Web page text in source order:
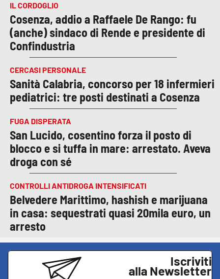
IL CORDOGLIO
Cosenza, addio a Raffaele De Rango: fu
(anche) sindaco di Rende e presidente di
Confindustria
CERCASI PERSONALE
Sanità Calabria, concorso per 18 infermieri
pediatrici: tre posti destinati a Cosenza
FUGA DISPERATA
San Lucido, cosentino forza il posto di
blocco e si tuffa in mare: arrestato. Aveva
droga con sé
CONTROLLI ANTIDROGA INTENSIFICATI
Belvedere Marittimo, hashish e marijuana
in casa: sequestrati quasi 20mila euro, un
arresto
Iscriviti
alla Newsletter